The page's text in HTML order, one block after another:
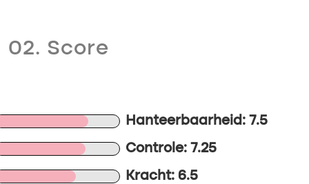
02. Score
Hanteerbaarheid: 7.5
Controle: 7.25
Kracht: 6.5